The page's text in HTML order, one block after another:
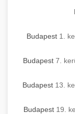
Ipari
megtalál.
üzembe
garancia,
Budapest 1.
Budapest 7.
Budapest 13.
Budapest 19.